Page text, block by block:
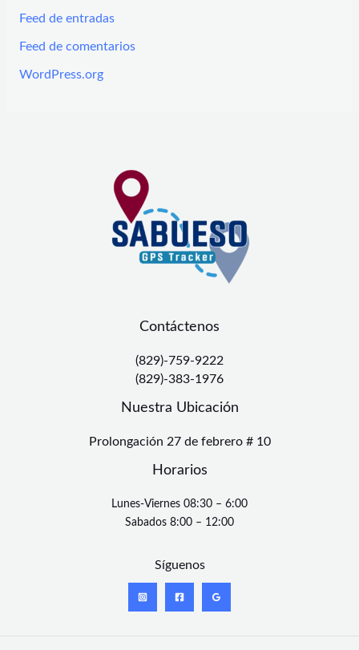
Feed de entradas
Feed de comentarios
WordPress.org
Contáctenos
(829)-759-9222
(829)-383-1976
Nuestra Ubicación
Prolongación 27 de febrero # 10
Horarios
Lunes-Viernes 08:30 – 6:00
Sabados 8:00 – 12:00
Síguenos